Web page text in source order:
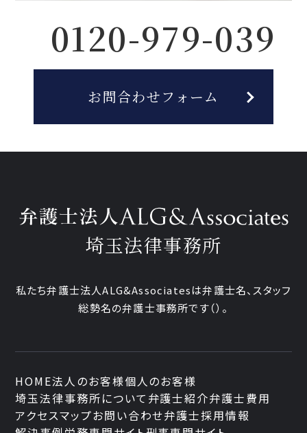
0120-979-039
お問合わせフォーム
埼玉法律事務所
私たち弁護士法人ALG&Associatesは弁護士名、スタッフ
総勢名の弁護士事務所です（）。
HOME法人のお客様個人のお客様
埼玉法律事務所について 弁護士紹介弁護士費用
アクセスマップお問い合わせ弁護士採用情報